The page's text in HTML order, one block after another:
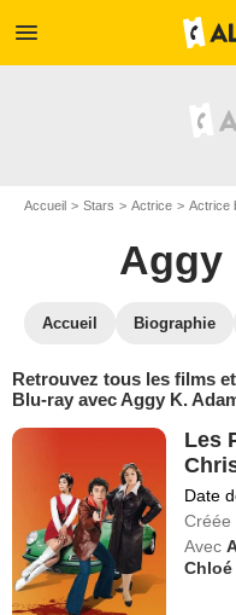
menu
Accueil Stars Actrice Actrice
Aggy
Accueil Biographie
Retrouvez tous les films
Blu-ray avec Aggy K.
Les
Date
Créée
Avec